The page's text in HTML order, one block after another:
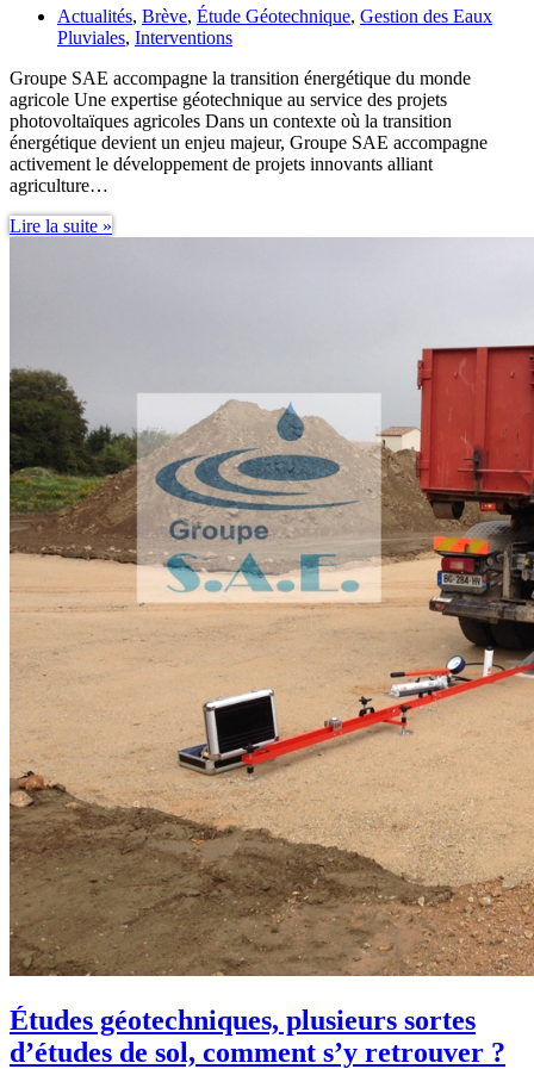
Actualités, Brève, Étude Géotechnique, Gestion des Eaux
Pluviales, Interventions
Groupe SAE accompagne la transition énergétique du monde
agricole Une expertise géotechnique au service des projets
photovoltaïques agricoles Dans un contexte où la transition
énergétique devient un enjeu majeur, Groupe SAE accompagne
activement le développement de projets innovants alliant
agriculture…
Lire la suite »
Études géotechniques, plusieurs sortes
d’études de sol, comment s’y retrouver ?